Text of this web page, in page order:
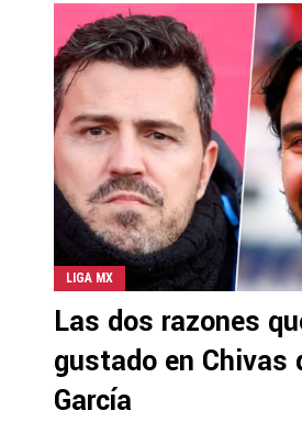
LIGA MX
Las dos razones
gustado en Chivas
García